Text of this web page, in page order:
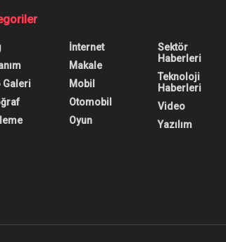
Galeri
İnternet
Makale
Mobil
Otomobil
Oyun
Sektör
Haberleri
Teknoloji
Haberleri
Video
Yazılım